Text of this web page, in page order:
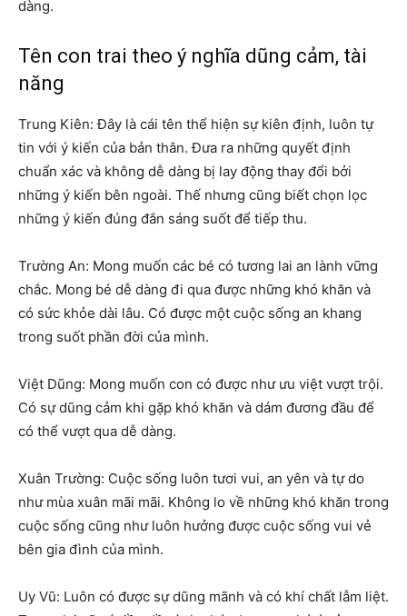
dàng.
Tên con trai theo ý nghĩa dũng cảm, tài
năng
Trung Kiên: Đây là cái tên thể hiện sự kiên định, luôn tự
tin với ý kiến của bản thân. Đưa ra những quyết định
chuẩn xác và không dễ dàng bị lay động thay đổi bởi
những ý kiến bên ngoài. Thế nhưng cũng biết chọn lọc
những ý kiến đúng đắn sáng suốt để tiếp thu.
Trường An: Mong muốn các bé có tương lai an lành vững
chắc. Mong bé dễ dàng đi qua được những khó khăn và
có sức khỏe dài lâu. Có được một cuộc sống an khang
trong suốt phần đời của mình.
Việt Dũng: Mong muốn con có được như ưu việt vượt trội.
Có sự dũng cảm khi gặp khó khăn và dám đương đầu để
có thể vượt qua dễ dàng.
Xuân Trường: Cuộc sống luôn tươi vui, an yên và tự do
như mùa xuân mãi mãi. Không lo về những khó khăn trong
cuộc sống cũng như luôn hưởng được cuộc sống vui vẻ
bên gia đình của mình.
Uy Vũ: Luôn có được sự dũng mãnh và có khí chất lẫm liệt.